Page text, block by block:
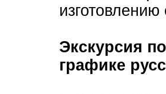
Экскурсия
графике